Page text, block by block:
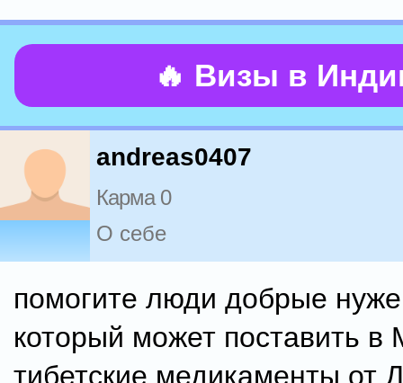
🔥 Визы в
andreas0407
Карма 0
О себе
помогите люди добрые
который может поставить в
тибетские медикаменты от